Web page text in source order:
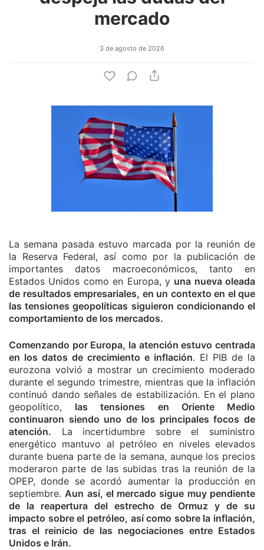
mercado
3 de agosto de 2026
La semana pasada estuvo marcada por la reunión de
la Reserva Federal, así como por la publicación de
importantes datos macroeconómicos, tanto en
Estados Unidos como en Europa, y una nueva oleada
de resultados empresariales, en un contexto en el que
las tensiones geopolíticas siguieron condicionando el
comportamiento de los mercados.
Comenzando por Europa, la atención estuvo centrada
en los datos de crecimiento e inflación. El PIB de la
eurozona volvió a mostrar un crecimiento moderado
durante el segundo trimestre, mientras que la inflación
continuó dando señales de estabilización. En el plano
geopolítico, las tensiones en Oriente Medio
continuaron siendo uno de los principales focos de
atención. La incertidumbre sobre el suministro
energético mantuvo al petróleo en niveles elevados
durante buena parte de la semana, aunque los precios
moderaron parte de las subidas tras la reunión de la
OPEP, donde se acordó aumentar la producción en
septiembre.Aun así, el mercado sigue muy pendiente
de la reapertura del estrecho de Ormuz y de su
impacto sobre el petróleo, así como sobre la inflación,
tras el reinicio de las negociaciones entre Estados
Unidos e Irán.